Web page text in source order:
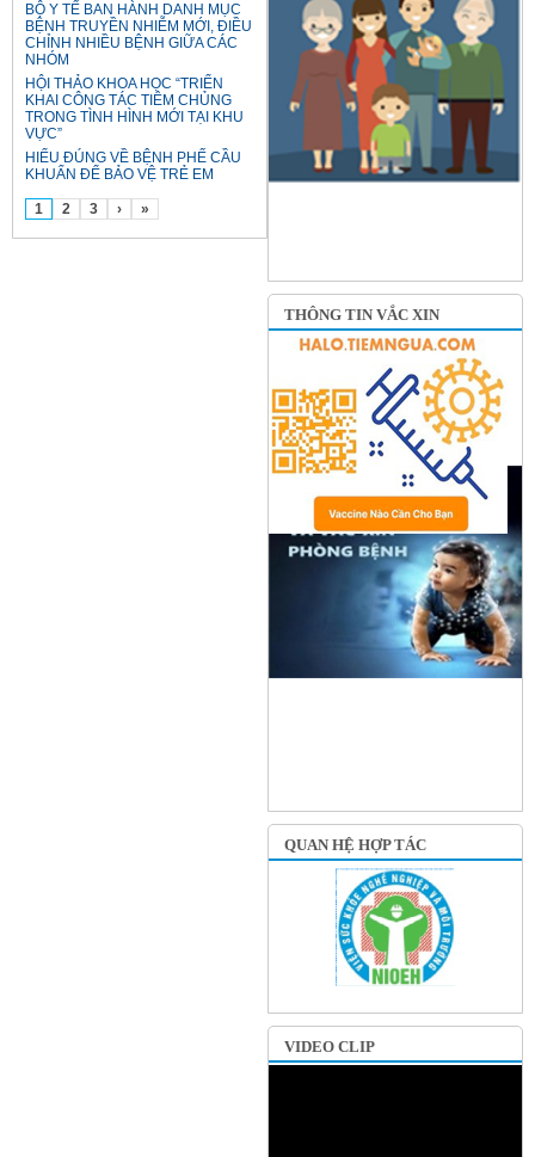
BỘ Y TẾ BAN HÀNH DANH MỤC
BỆNH TRUYỀN NHIỄM MỚI, ĐIỀU
CHỈNH NHIỀU BỆNH GIỮA CÁC
NHÓM
HỘI THẢO KHOA HỌC “TRIỂN
KHAI CÔNG TÁC TIÊM CHỦNG
TRONG TÌNH HÌNH MỚI TẠI KHU
VỰC”
HIỂU ĐÚNG VỀ BỆNH PHẾ CẦU
KHUẨN ĐỂ BẢO VỆ TRẺ EM
1 2 3 › »
THÔNG TIN VẮC XIN
QUAN HỆ HỢP TÁC
VIDEO CLIP